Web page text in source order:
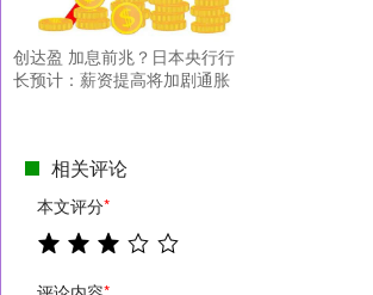
创达盈 加息前兆？日本央行行
长预计：薪资提高将加剧通胀
相关评论
本文评分*